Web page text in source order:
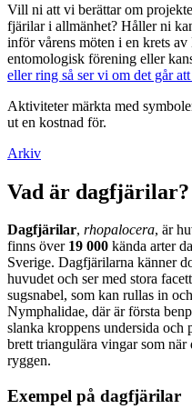
Vill ni att vi berättar om
fjärilar i allmänhet? Håller ni
inför vårens möten i en krets
entomologisk förening eller
eller ring så ser vi om det går
Aktiviteter märkta med
ut en kostnad för.
Arkiv
Vad är dagfjärilar?
Dagfjärilar, rhopalocera, är
finns över 19 000 kända arter
Sverige. Dagfjärilarna känner
huvudet och ser med stora
sugsnabel, som kan rullas in
Nymphalidae, där är första
slanka kroppens undersida och
brett triangulära vingar som
ryggen.
Exempel på dagfjärilar